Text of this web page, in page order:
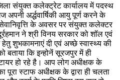
संयुक्त कलेक्ट्रेट कार्यालय में पदस्थ
अर्द्धवार्षिकी आयु पूर्ण करने के
के अवसर पर संयुक्त कलेक्टर
ने श्री विनय सरकार को शॉल एवं
शुभकामनाएं दी एवं अच्छे स्वास्थ्य की
कि इन्होनें सूरजपुर में ही
हो रहे है। आप लोग अधीक्षक के
स्टाफ अधीक्षक के द्वारा ही चलता